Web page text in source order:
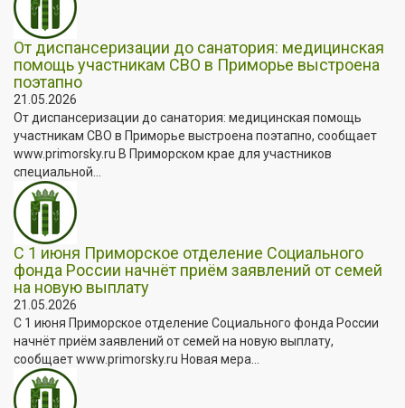
От диспансеризации до санатория: медицинская
помощь участникам СВО в Приморье выстроена
поэтапно
21.05.2026
От диспансеризации до санатория: медицинская помощь
участникам СВО в Приморье выстроена поэтапно, сообщает
www.primorsky.ru В Приморском крае для участников
специальной...
С 1 июня Приморское отделение Социального
фонда России начнёт приём заявлений от семей
на новую выплату
21.05.2026
С 1 июня Приморское отделение Социального фонда России
начнёт приём заявлений от семей на новую выплату,
сообщает www.primorsky.ru Новая мера...